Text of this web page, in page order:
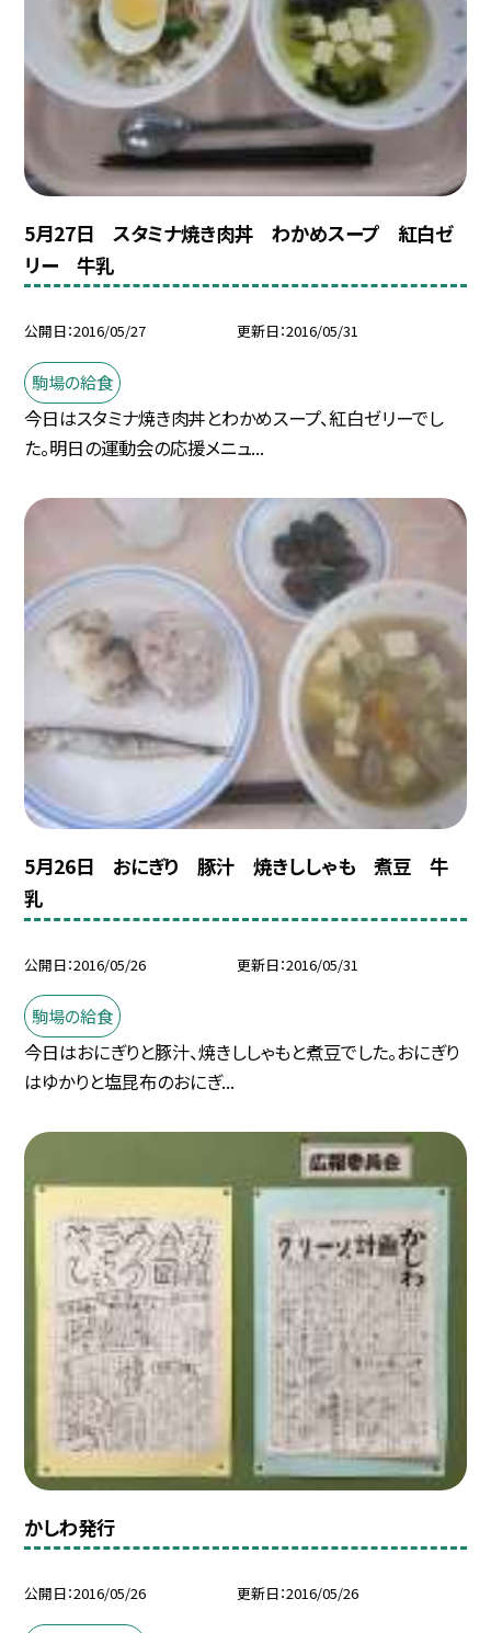
5月27日 スタミナ焼き肉丼 わかめスープ 紅白ゼ
リー 牛乳
公開日 2016/05/27 更新日 2016/05/31
駒場の給食
今日はスタミナ焼き肉丼とわかめスープ、紅白ゼリーでし
た。明日の運動会の応援メニュ...
5月26日 おにぎり 豚汁 焼きししゃも 煮豆 牛
乳
公開日 2016/05/26 更新日 2016/05/31
駒場の給食
今日はおにぎりと豚汁、焼きししゃもと煮豆でした。おにぎり
はゆかりと塩昆布のおにぎ...
かしわ発行
公開日 2016/05/26 更新日 2016/05/26